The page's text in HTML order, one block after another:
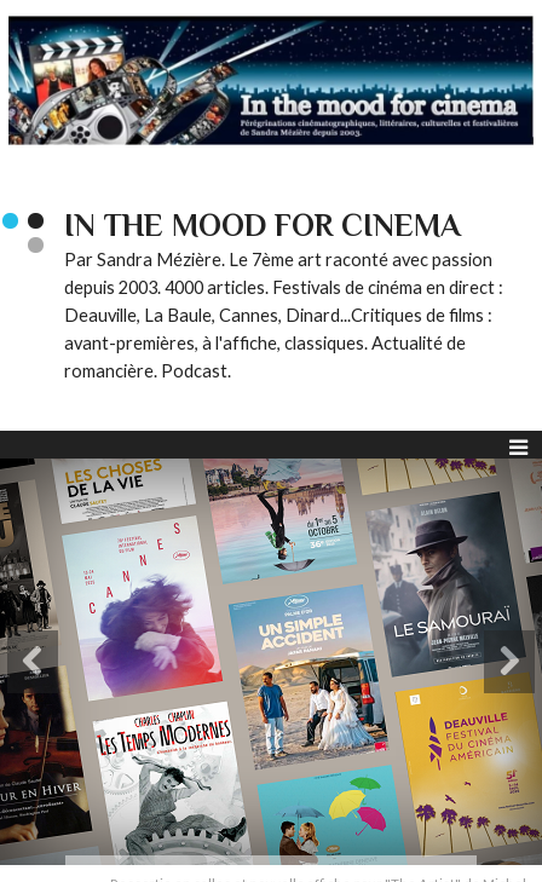
IN THE MOOD FOR CINEMA
Par Sandra Mézière. Le 7ème art raconté avec passion
depuis 2003. 4000 articles. Festivals de cinéma en direct :
Deauville, La Baule, Cannes, Dinard...Critiques de films :
avant-premières, à l'affiche, classiques. Actualité de
romancière. Podcast.